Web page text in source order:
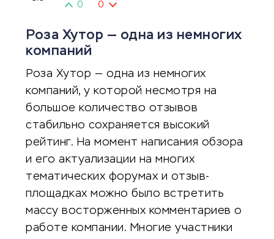
0 0
Роза Хутор — одна из немногих
компаний
Роза Хутор — одна из немногих
компаний, у которой несмотря на
большое количество отзывов
стабильно сохраняется высокий
рейтинг. На момент написания обзора
и его актуализации на многих
тематических форумах и отзыв-
площадках можно было встретить
массу восторженных комментариев о
работе компании. Многие участники